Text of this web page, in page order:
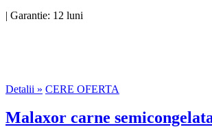
| Garantie: 12 luni
Detalii » CERE OFERTA
Malaxor carne